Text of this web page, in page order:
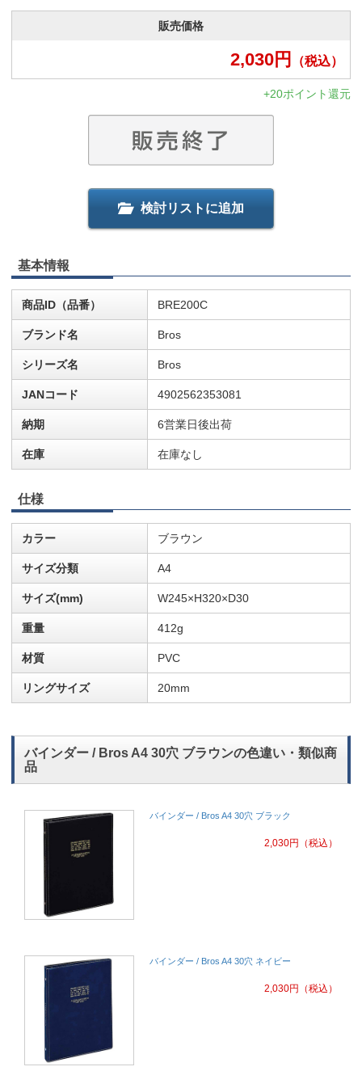
販売価格
2,030円 （税込）
+20ポイント還元
検討リストに追加
基本情報
商品ID（品番） BRE200C
ブランド名 Bros
シリーズ名 Bros
JANコード 4902562353081
納期 6営業日後出荷
在庫 在庫なし
仕様
カラー ブラウン
サイズ分類 A4
サイズ(mm) W245×H320×D30
重量 412g
材質 PVC
リングサイズ 20mm
バインダー / Bros A4 30穴 ブラウンの色違い・類似商
品
バインダー / Bros A4 30穴 ブラック
2,030円 （税込）
バインダー / Bros A4 30穴 ネイビー
2,030円 （税込）